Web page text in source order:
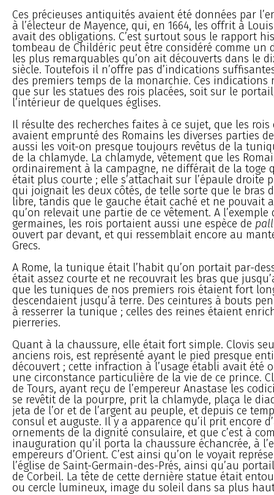
Ces précieuses antiquités avaient été données par
à l’électeur de Mayence, qui, en 1664, les offrit à
avait des obligations. C’est surtout sous le rapport
tombeau de Childéric peut être considéré comme un
les plus remarquables qu’on ait découverts dans le
siècle. Toutefois il n’offre pas d’indications
des premiers temps de la monarchie. Ces indications
que sur les statues des rois placées, soit sur le
l’intérieur de quelques églises.
Il résulte des recherches faites à ce sujet, que les rois
avaient emprunté des Romains les diverses parties
aussi les voit-on presque toujours revêtus de la
de la chlamyde. La chlamyde, vêtement que les
ordinairement à la campagne, ne différait de la toge
était plus courte ; elle s’attachait sur l’épaule droite
qui joignait les deux côtés, de telle sorte que le bras
libre, tandis que le gauche était caché et ne pouvait
qu’on relevait une partie de ce vêtement. A
germaines, les rois portaient aussi une espèce de
ouvert par devant, et qui ressemblait encore au
Grecs.
A Rome, la tunique était l’habit qu’on portait par-
était assez courte et ne recouvrait les bras que
que les tuniques de nos premiers rois étaient fort
descendaient jusqu’à terre. Des ceintures à bouts
à resserrer la tunique ; celles des reines étaient
pierreries.
Quant à la chaussure, elle était fort simple. Clovis
anciens rois, est représenté ayant le pied presque
découvert ; cette infraction à l’usage établi avait été
une circonstance particulière de la vie de ce prince.
de Tours, ayant reçu de l’empereur Anastase les
se revêtit de la pourpre, prit la chlamyde, plaça le
jeta de l’or et de l’argent au peuple, et depuis ce
consul et auguste. Il y a apparence qu’il prit encore
ornements de la dignité consulaire, et que c’est à
inauguration qu’il porta la chaussure échancrée, à
empereurs d’Orient. C’est ainsi qu’on le voyait
l’église de Saint-Germain-des-Prés, ainsi qu’au
de Corbeil. La tête de cette dernière statue était
ou cercle lumineux, image du soleil dans sa plus